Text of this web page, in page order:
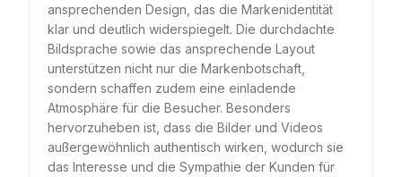
ansprechenden Design, das die Markenidentität
klar und deutlich widerspiegelt. Die durchdachte
Bildsprache sowie das ansprechende Layout
unterstützen nicht nur die Markenbotschaft,
sondern schaffen zudem eine einladende
Atmosphäre für die Besucher. Besonders
hervorzuheben ist, dass die Bilder und Videos
außergewöhnlich authentisch wirken, wodurch sie
das Interesse und die Sympathie der Kunden für